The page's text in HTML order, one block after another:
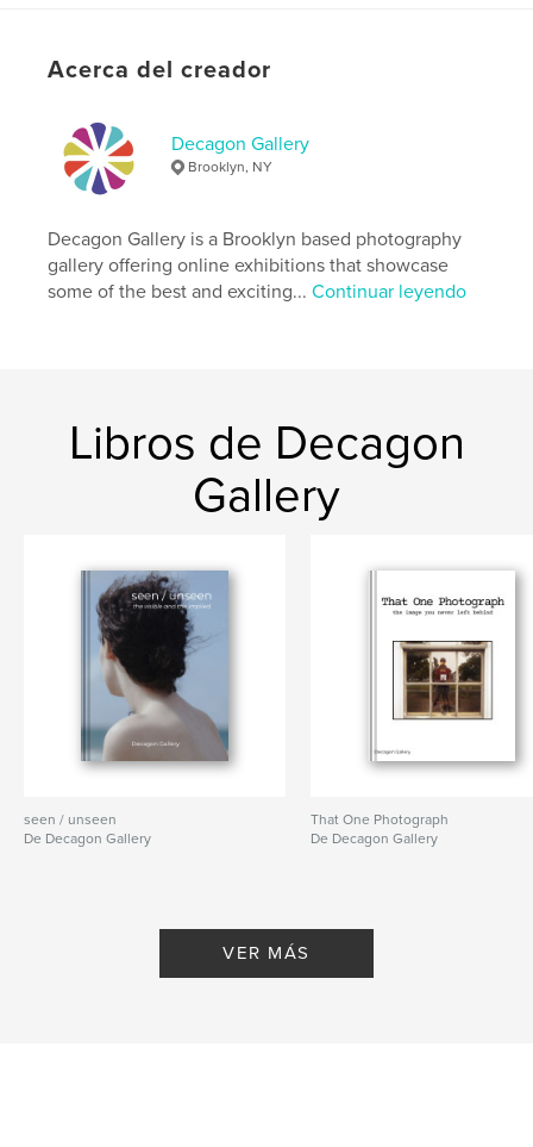
Acerca del creador
Decagon Gallery
Brooklyn, NY
Decagon Gallery is a Brooklyn based photography
gallery offering online exhibitions that showcase
some of the best and exciting...Continuar leyendo
Libros de Decagon
Gallery
seen / unseen
De Decagon Gallery
That One Photograph
De Decagon Gallery
VER MÁS